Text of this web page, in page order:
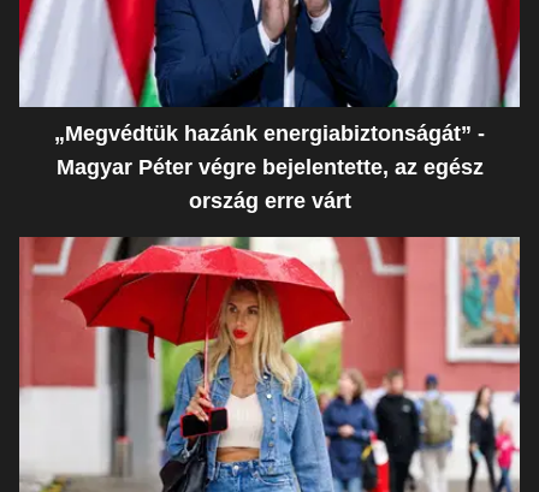
„Megvédtük hazánk energiabiztonságát” -
Magyar Péter végre bejelentette, az egész
ország erre várt